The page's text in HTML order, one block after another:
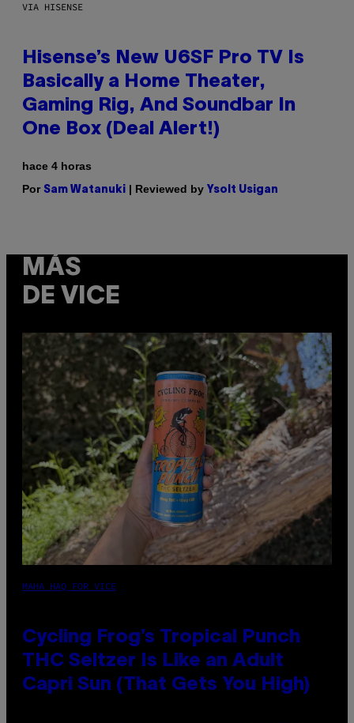
VIA HISENSE
Hisense’s New U6SF Pro TV Is
Basically a Home Theater,
Gaming Rig, And Soundbar In
One Box (Deal Alert!)
hace 4 horas
Por Sam Watanuki | Reviewed by Ysolt Usigan
MÁS
DE VICE
MAHA HAQ FOR VICE
Cycling Frog’s Tropical Punch
THC Seltzer Is Like an Adult
Capri Sun (That Gets You High)